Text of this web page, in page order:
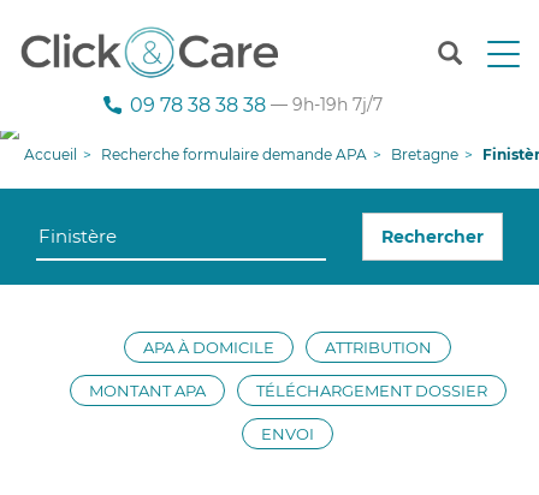
T
l
n
a
i
g
o
09 78 38 38 38 — 9h-19h 7j/7
Accueil Recherche formulaire demande APA Bretagne
Rechercher
APA À DOMICILE ATTRIBUTION
MONTANT APA TÉLÉCHARGEMENT DOSSIER
ENVOI